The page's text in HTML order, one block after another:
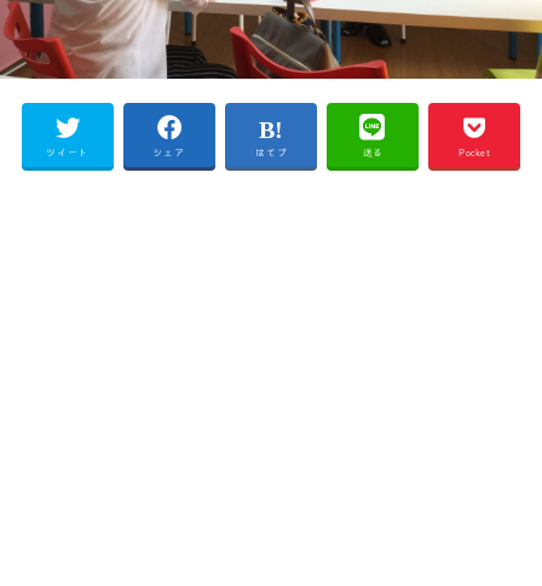
ツイート シェア はてブ 送る Pocket